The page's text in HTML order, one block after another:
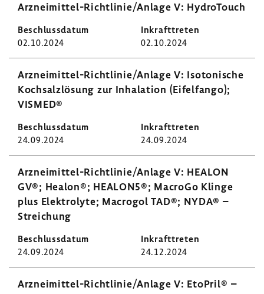
Arzneimittel-​Richtlinie/Anlage V: Hydro­Touch
02.10.2024 02.10.2024
Arzneimittel-​Richtlinie/Anlage V: Isoto­ni­sche
Koch­salz­lö­sung zur Inha­la­tion (Eifel­f­ango);
VISMED®
24.09.2024 24.09.2024
Arzneimittel-​Richtlinie/Anlage V: HEALON
GV®; Healon®; HEALON5®; MacroGo Klinge
plus Elek­tro­lyte; Macrogol TAD®; NYDA® –
Strei­chung
24.09.2024 24.12.2024
Arzneimittel-​Richtlinie/Anlage V: EtoPril® –